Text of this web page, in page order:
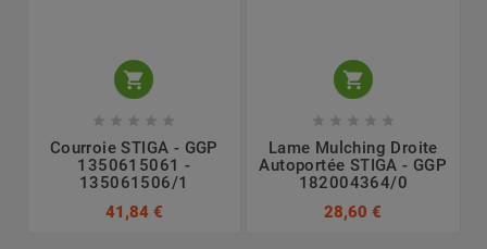

    
Courroie STIGA - GGP
1350615061 -
135061506/1
41,84 €

    
Lame Mulching Droite
Autoportée STIGA - GGP
182004364/0
28,60 €